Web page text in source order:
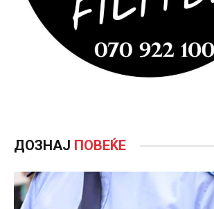
ДОЗНАЈ ПОВЕЌЕ